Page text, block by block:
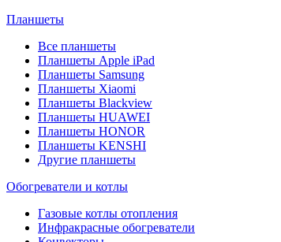
Планшеты
Все планшеты
Планшеты Apple iPad
Планшеты Samsung
Планшеты Xiaomi
Планшеты Blackview
Планшеты HUAWEI
Планшеты HONOR
Планшеты KENSHI
Другие планшеты
Обогреватели и котлы
Газовые котлы отопления
Инфракрасные обогреватели